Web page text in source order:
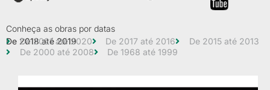
Conheça as obras por datas
De 2018 até 2019
De 2021 até 2020 De 2017 até 2016
De 2015 até 2013
De 2000 até 2008
De 1968 até 1999